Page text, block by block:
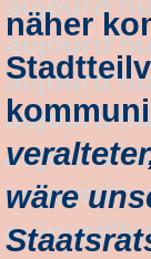
näher
wäre